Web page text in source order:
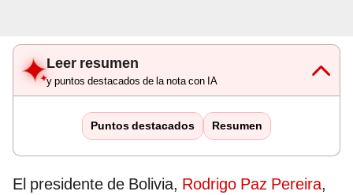
Leer resumen
y puntos destacados de la nota con IA
Puntos destacados Resumen
El presidente de Bolivia, Rodrigo Paz Pereira,